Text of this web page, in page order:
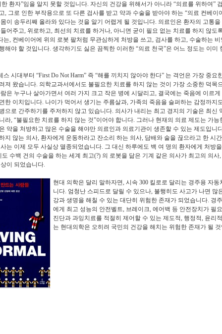
한 환자”임을 알지 못할 것입니다. 자신의 건강을 위해서가 아니라 “의료를 위하여”
, 그로 인한 부작용으로 또 다른 검사를 받고 약과 수술을 받아야 하는 “의료 컨베이
이 송두리째 올라와 있다는 것을 알기 어렵게 될 것입니다. 의료인은 환자의 고통
어주고, 위로하고, 최선의 치료를 하거나, 아니면 굳이 필요 없는 치료를 하지 않도
는, 컨베이어에 위의 로봇 팔처럼 무관심하게 처방을 쓰고, 검사를 하고, 수술하는
해야 할 것입니다. 생각하기도 싫은 끔찍한 이러한 “의료 천국”은 어느 정도는 이미
스 시대부터 “First Do Not Harm” 즉 “해를 끼치지 않아야 한다” 는 격언은 가장 중요
져 왔습니다. 의학교과서에서도 불필요한 치료를 하지 않는 것이 가장 소중한 덕목
은 누구나 살아가면서 여러 가지 크고 작은 병에 시달리고, 결국에는 죽음에 이르
한 이치입니다. 나이가 먹어서 생기는 주름살과, 가족의 죽음을 슬퍼하는 감정까지
으로 간주하기를 주저하지 않고 있습니다. 의사가 내리는 최고 경지의 기술은 최신
라, “불필요한 치료를 하지 않는 것”이어야 합니다. 그러나 현재의 의료 제도는 가능
약을 처방하고 많은 수술을 해야만 의료인과 의료기관이 생존할 수 있는 제도입니
지 않는 의사, 환자에게 운동하라고 잔소리 하는 의사, 담배와 술을 끊으라고 한 시
는 이제 모두 사실상 멸종되었습니다. 그 대신 하루에도 백 여 명의 환자에게 처방
도 수백 건의 수술을 하는 세계 최고(?) 의 로봇을 닮은 기계 같은 의사가 최고의 의사,
이 되었습니다.
현대 의학은 달리 말하자면, 시속 300 킬로로 달리는 경주용 자동
니다. 엄청난 스피드로 달릴 수 있으나, 불행히도 사고가 나면 많
강과 생명을 해칠 수 있는 대단히 위험한 존재가 되었습니다. 경
에게 최고 성능의 안전벨트, 브레이크, 에어백 등 안전장치가 필
진단과 과잉치료를 적절히 제어할 수 있는 제도적, 행정적, 윤리
는 현대의학은 오히려 국민의 건강을 해치는 위험한 존재가 될